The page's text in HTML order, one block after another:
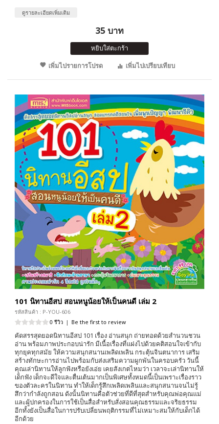
ดูรายละเอียดเพิ่มเติม
35 บาท
หยิบใส่ตะกร้า
เพิ่มไปรายการโปรด
เพิ่มไปเปรียบเทียบ
101 นิทานอีสป สอนหนูน้อยให้เป็นคนดี เล่ม 2
รหัสสินค้า : P-YOU-606
0 รีวิว | Be the first to review
คัดสรรสุดยอดนิทานอีสป 101 เรื่อง อ่านสนุก ถ่ายทอดด้วยสำนวนชวน
อ่าน พร้อมภาพประกอบน่ารัก มีเนื้อเรื่องที่แฝงไปด้วยคติสอนใจเข้ากับ
ทุกยุคทุกสมัย ให้ความสนุกสนานเพลิดเพลิน กระตุ้นจินตนาการ เสริม
สร้างทักษะการอ่านไปพร้อมกับส่งเสริมความผูกพันในครอบครัว วันนี้
คุณเล่านิทานให้ลูกฟังหรือยังเอ่ย เคยสังเกตไหมว่า เวลาจะเล่านิทานให้
เด็กฟัง เด็กจะดีใจและตื่นเต้นมากเป็นพิเศษทั้งหมดนี้เป็นเพราะเรื่องราว
ของตัวละครในนิทาน ทำให้เด็กรู้สึกเพลิดเพลินและสนุกสนานจนไม่รู้
สึกว่ากำลังถูกสอน ดังนั้นนิทานคือตัวช่วยที่ดีที่สุดสำหรับคุณพ่อคุณแม่
และผู้ปกครองในการใช้เป็นสื่อสำหรับสั่งสอนคุณธรรมและจริยธรรม
อีกทั้งยังเป็นสื่อในการปรับเปลี่ยนพฤติกรรมที่ไม่เหมาะสมให้กับเด็กได้
อีกด้วย